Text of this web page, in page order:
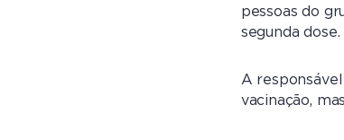
pessoas do
segunda dose.
A
vacinação,